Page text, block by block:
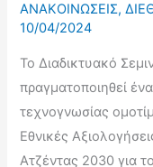
του
Πελοποννήσου,
22
Απριλίου
2024
ΑΝΑΚΟΙΝΩΣΕΙΣ,
10/04/2024
Το Διαδικτυακό
πραγματοποιηθεί
τεχνογνωσίας
Εθνικές
Ατζέντας 2030 για